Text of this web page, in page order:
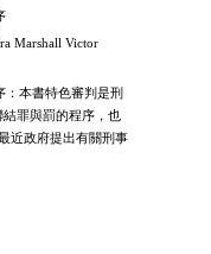
Marshall Victor
：本書特色審判是刑
罪與罰的程序，也
近政府提出有關刑事